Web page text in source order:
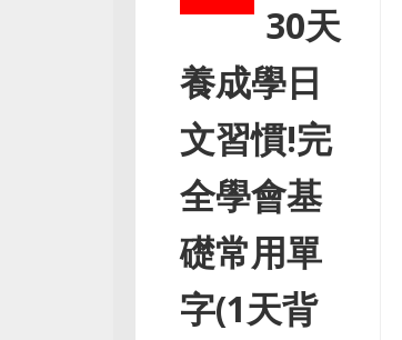
30天
養成學日
文習慣!完
全學會基
礎常用單
字(1天背